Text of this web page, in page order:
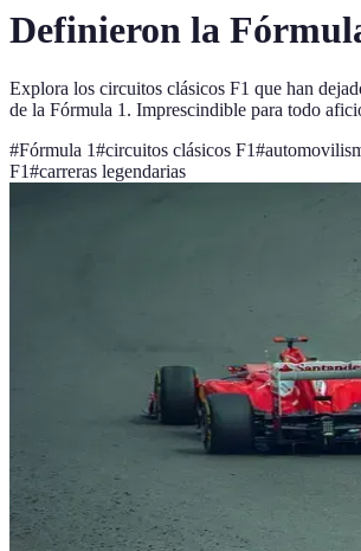
Definieron la
Explora los circuitos clásicos F1 que han
de la Fórmula 1. Imprescindible para todo
#Fórmula 1#circuitos clásicos F1#
F1#carreras legendarias